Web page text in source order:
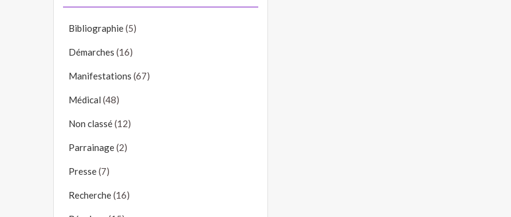
Bibliographie(5)
Démarches (16)
Manifestations (67)
Médical (48)
Non classé(12)
Parrainage(2)
Presse(7)
Recherche(16)